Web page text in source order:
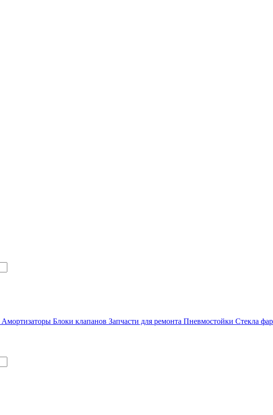
Амортизаторы Блоки клапанов Запчасти для ремонта Пневмостойки Стекла фар